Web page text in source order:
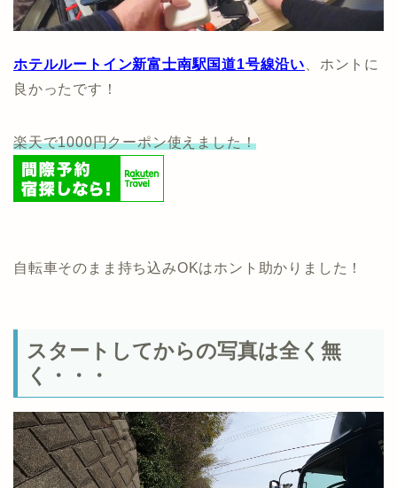
ホテルルートイン新富士南駅国道1号線沿い 、ホントに
良かったです！
楽天で1000円クーポン使えました！
自転車そのまま持ち込みOKはホント助かりました！
スタートしてからの写真は全く無
く・・・